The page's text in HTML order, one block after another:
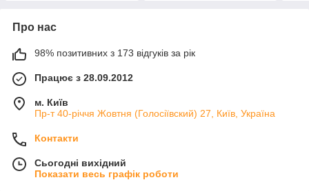
Про нас
98% позитивних з 173 відгуків за рік
Працює з 28.09.2012
м. Київ
Пр-т 40-річчя Жовтня (Голосіївский) 27, Київ, Україна
Контакти
Сьогодні вихідний
Показати весь графік роботи